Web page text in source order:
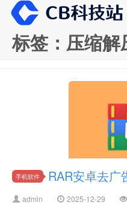
标签：压缩解
手机软件 RAR安卓去广
admin 2025-12-29